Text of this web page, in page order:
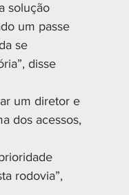
solução
um passe
se
disse
um diretor e
dos acessos,
rodovia”,